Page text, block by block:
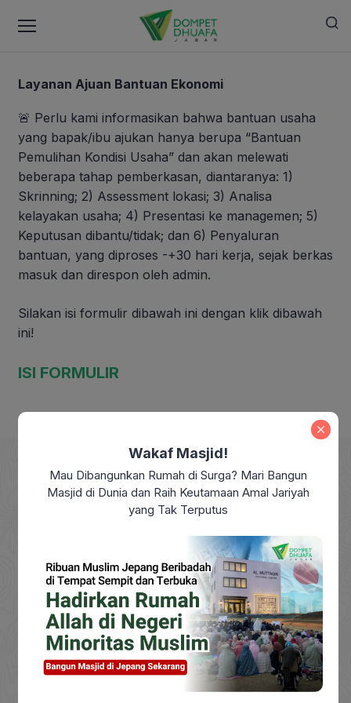
Layanan Ajuan Bantuan Ekonomi
🚨 Perlu kami informasikan bahwa bantuan usaha
yang bapak/ibu ajukan hanya berupa “Bantuan
Pemulihan Kondisi Usaha” dan akan melewati
beberapa tahap pemberkasan, diantaranya: 1)
Skrinning; 2) Assessment lokasi; 3) Analisa
kelayakan usaha; 4) Presentasi ke managemen; 5)
Keputusan dibantu/tidak; dan 6) Penyaluran
bantuan, yang diproses -+30 hari kerja, sejak berkas
masuk dan direspon oleh admin.
Silakan isi formulir dibawah ini dengan klik dibawah
ini!
ISI FORMULIR
masyarakat, berdiri sejak tahun 1993, yang
berkhidmat mengangkat harkat sosial masyarakat
dhuafa dengan mendayagunakan zakat, infak,
sedekah dan wakaf (ZISWAF) serta dana sosial
lainnya baik dari individu, kelompok, maupun
perusahaan.
Wakaf Masjid!
Mau Dibangunkan Rumah di Surga? Mari Bangun
Masjid di Dunia dan Raih Keutamaan Amal Jariyah
yang Tak Terputus